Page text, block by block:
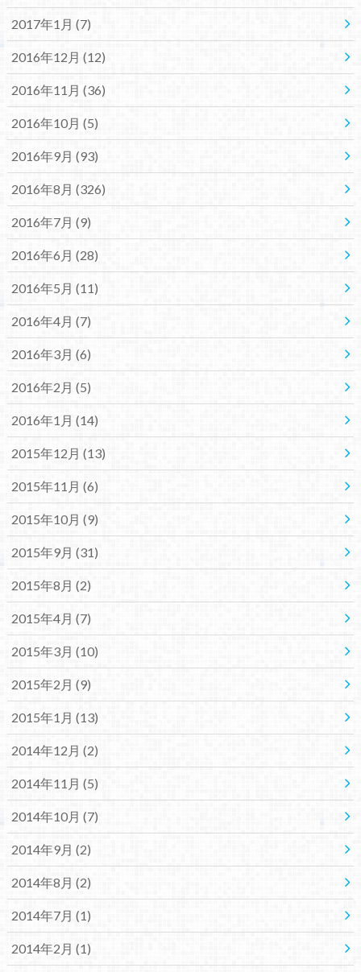
2017年1月 (7)
2016年12月 (12)
2016年11月 (36)
2016年10月 (5)
2016年9月 (93)
2016年8月 (326)
2016年7月 (9)
2016年6月 (28)
2016年5月 (11)
2016年4月 (7)
2016年3月 (6)
2016年2月 (5)
2016年1月 (14)
2015年12月 (13)
2015年11月 (6)
2015年10月 (9)
2015年9月 (31)
2015年8月 (2)
2015年4月 (7)
2015年3月 (10)
2015年2月 (9)
2015年1月 (13)
2014年12月 (2)
2014年11月 (5)
2014年10月 (7)
2014年9月 (2)
2014年8月 (2)
2014年7月 (1)
2014年2月 (1)